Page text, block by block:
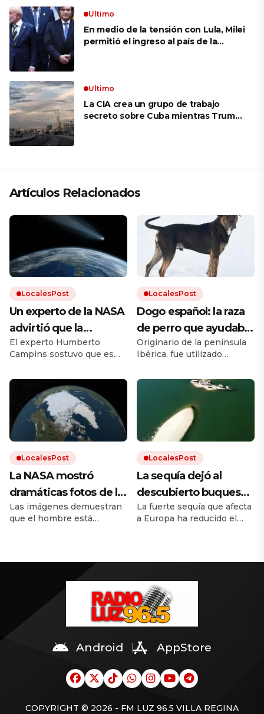
Ultimo
En medio de la tensión con Lula, Milei
permitió el ingreso al país de la
Ultimo
La CIA crea un grupo de trabajo
secreto sobre Cuba mientras Trump
Artículos Relacionados
LocalesPost
Un experto de la NASA
advirtió que la
humanidad debe
prepararse para el
impacto de un
asteroide: «Volverá a
ocurrir»
El experto Humberto
Campins sostuvo que es
de defensa planetaria para
evitar un fenómeno como
el que extinguió a los
dinosaurios.
LocalesPost
Dogo español: la raza
de perro que ayudaba
en los campos y que
está en proceso de
recuperación
Originario de la península
Ibérica, fue utilizado
de trabajo. Debido a los
cruces con otras razas y a la
falta de un estándar oficial,
el dogo español estuvo al
borde la extinción.
LocalesPost
La NASA mostró
dramáticas fotos de la
Tierra antes y después
del cambio climático
Las imágenes demuestran
que el hombre está
desmontes. Y la
LocalesPost
La sequía dejó al
descubierto buques
de guerra nazis
hundidos en un río
La fuerte sequía que afecta
a Europa ha reducido el
los restos de decenas de
hundidos durante la
Segunda Guerra Mundial.
Android AppStore
COPYRIGHT © 2026 - FM LUZ 96.5 VILLA REGINA